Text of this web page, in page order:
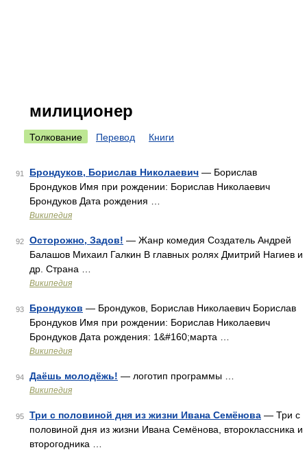
милиционер
Толкование Перевод Книги
91 Брондуков, Борислав Николаевич — Борислав
Брондуков Имя при рождении: Борислав Николаевич
Брондуков Дата рождения …
Википедия
92 Осторожно, Задов! — Жанр комедия Создатель Андрей
Балашов Михаил Галкин В главных ролях Дмитрий Нагиев и
др. Страна …
Википедия
93 Брондуков — Брондуков, Борислав Николаевич Борислав
Брондуков Имя при рождении: Борислав Николаевич
Брондуков Дата рождения: 1&#160;марта …
Википедия
94 Даёшь молодёжь! — логотип программы …
Википедия
95 Три с половиной дня из жизни Ивана Семёнова — Три с
половиной дня из жизни Ивана Семёнова, второклассника и
второгодника …